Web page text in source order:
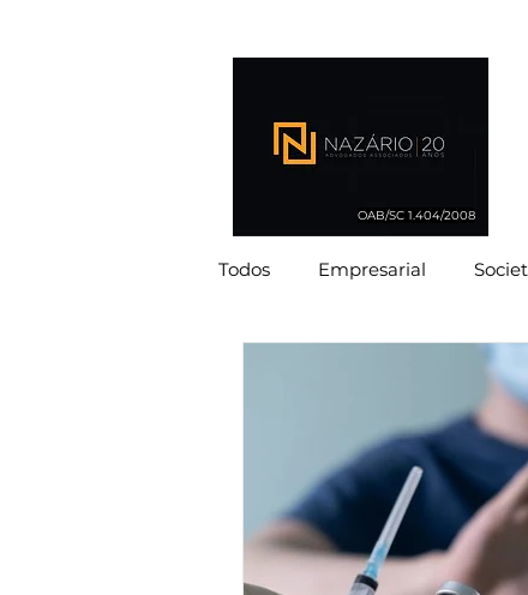
OAB/SC 1.404/2008
Todos Empresarial
Ambiental